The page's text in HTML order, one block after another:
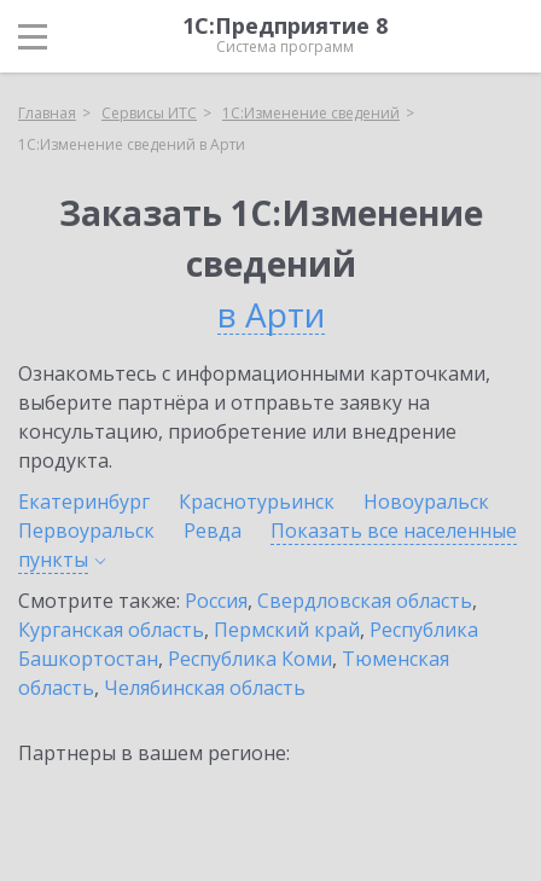
1С:Предприятие 8
Система программ
Главная Сервисы ИТС
1С:Изменение сведений
1С:Изменение сведений в Арти
Заказать 1С:Изменение
сведений
в Арти
Ознакомьтесь с информационными карточками,
выберите партнёра и отправьте заявку на
консультацию, приобретение или внедрение
продукта.
Екатеринбург
Краснотурьинск
Новоуральск
Первоуральск
Ревда
Показать все населенные
пункты
Смотрите также: Россия, Свердловская область,
Курганская область, Пермский край, Республика
Башкортостан, Республика Коми, Тюменская
область, Челябинская область
Партнеры в вашем регионе: